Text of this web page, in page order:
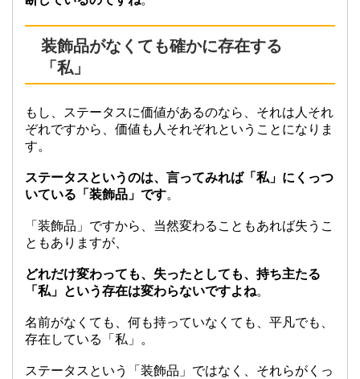
装飾品がなくても確かに存在する
「私」
もし、ステータスに価値があるのなら、それは人それ
ぞれですから、価値も人それぞれということになりま
す。
ステータスというのは、言ってみれば「私」にくっつ
いている「装飾品」です。
「装飾品」ですから、当然変わることもあれば失うこ
ともありますが、
どれだけ変わっても、失ったとしても、持ち主たる
「私」という存在は変わらないですよね。
名前がなくても、何も持っていなくても、平凡でも、
存在している「私」。
ステータスという「装飾品」ではなく、それらがくっ